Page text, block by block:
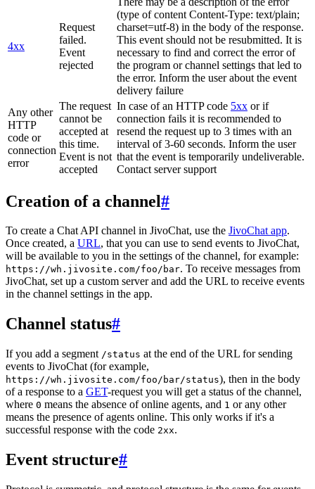
4xx
Request
failed.
Event
rejected
(type of content Content-Type: text/plain;
charset=utf-8) in the body of the response.
This event should not be resubmitted. It is
necessary to find and correct the error of
the program or channel settings that led to
the error. Inform the user about the event
delivery failure
Any other
HTTP
code or
connection
error
The request
cannot be
accepted at
this time.
Event is not
accepted
In case of an HTTP code 5xx or if
connection fails it is recommended to
resend the request up to 3 times with an
interval of 3-60 seconds. Inform the user
that the event is temporarily undeliverable.
Contact server support
Creation of a channel#
To create a Chat API channel in JivoChat, use the JivoChat app.
Once created, a URL, that you can use to send events to JivoChat,
will be available to you in the settings of the channel, for example:
https://wh.jivosite.com/foo/bar. To receive messages from
JivoChat, set up a custom server and add the URL to receive events
in the channel settings in the app.
Channel status#
If you add a segment /status at the end of the URL for sending
events to JivoChat (for example,
https://wh.jivosite.com/foo/bar/status), then in the body
of a response to a GET-request you will get a status of the channel,
where 0 means the absence of online agents, and 1 or any other
means the presence of agents online. This only works if it's a
successful response with the code 2xx.
Event structure#